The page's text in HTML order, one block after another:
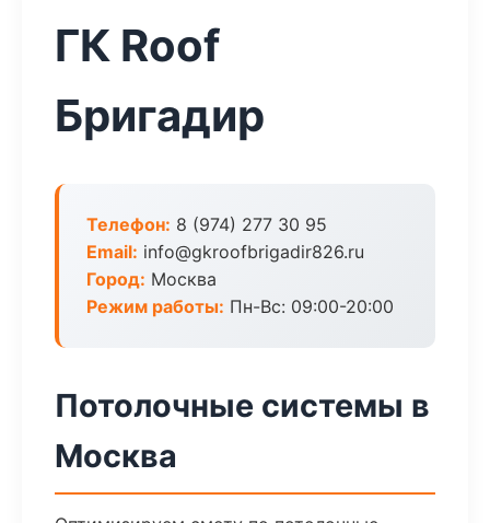
ГК Roof
Бригадир
Телефон: 8 (974) 277 30 95
Email: info@gkroofbrigadir826.ru
Город: Москва
Режим работы: Пн-Вс: 09:00-20:00
Потолочные системы в
Москва